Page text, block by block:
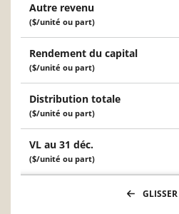
Autre revenu
($/unité ou part)
Rendement du capital
($/unité ou part)
Distribution totale
($/unité ou part)
VL au 31 déc.
($/unité ou part)
GLISSER